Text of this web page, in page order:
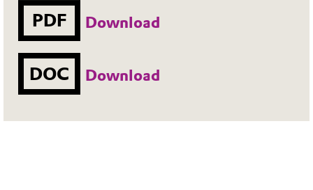
PDF Download
DOC Download